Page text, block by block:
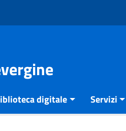
digitale Servizi